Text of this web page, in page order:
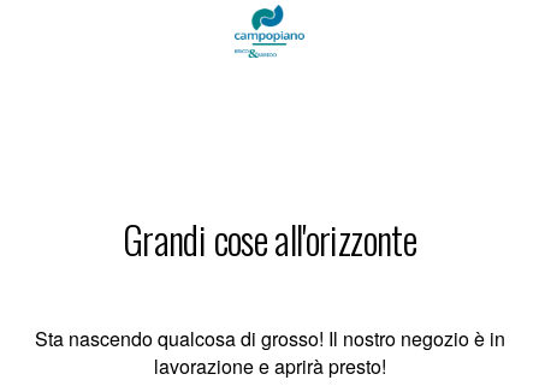
Grandi cose all'orizzonte
Sta nascendo qualcosa di grosso! Il nostro negozio è in
lavorazione e aprirà presto!